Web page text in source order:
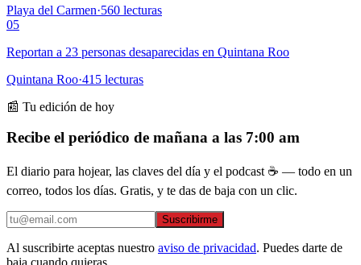
Playa del Carmen·560 lecturas
05
Reportan a 23 personas desaparecidas en Quintana Roo
Quintana Roo·415 lecturas
📰 Tu edición de hoy
Recibe el periódico de mañana a las 7:00 am
El diario para hojear, las claves del día y el podcast ☕ — todo en un
correo, todos los días. Gratis, y te das de baja con un clic.
Suscribirme
Al suscribirte aceptas nuestro aviso de privacidad. Puedes darte de
baja cuando quieras.